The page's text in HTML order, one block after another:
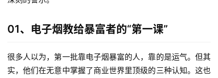
01、电子烟教给暴富者的“第一课”
很多人以为，第一批靠电子烟暴富的人，靠的是运气。但其
实，他们在无意中掌握了商业世界里顶级的三种认知。这也